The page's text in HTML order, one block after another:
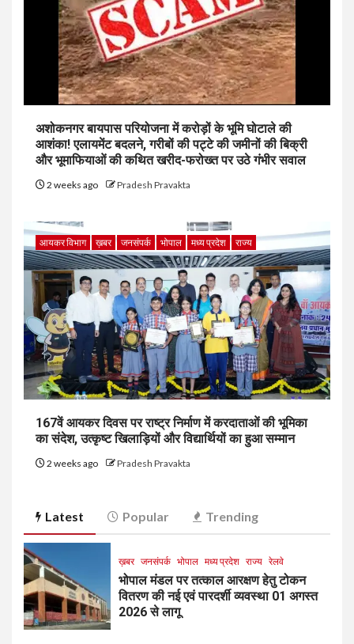
अशोकनगर बायपास परियोजना में करोड़ों के भूमि घोटाले की
आशंका! एलायमेंट बदलने, गरीबों की पट्टे की जमीनों की बिक्री
और भूमाफियाओं की कथित खरीद-फरोख्त पर उठे गंभीर सवाल
2 weeks ago Pradesh Pravakta
आयकर विभाग ख़बर जनसंपर्क भोपाल मध्य प्रदेश राज्य
167वें आयकर दिवस पर राष्ट्र निर्माण में करदाताओं की भूमिका
का संदेश, उत्कृष्ट खिलाड़ियों और विद्यार्थियों का हुआ सम्मान
2 weeks ago Pradesh Pravakta
Latest Popular Trending
ख़बर जनसंपर्क भोपाल मध्य प्रदेश राज्य रेलवे
भोपाल मंडल पर तत्काल आरक्षण हेतु टोकन
वितरण की नई एवं पारदर्शी व्यवस्था 01 अगस्त
2026 से लागू